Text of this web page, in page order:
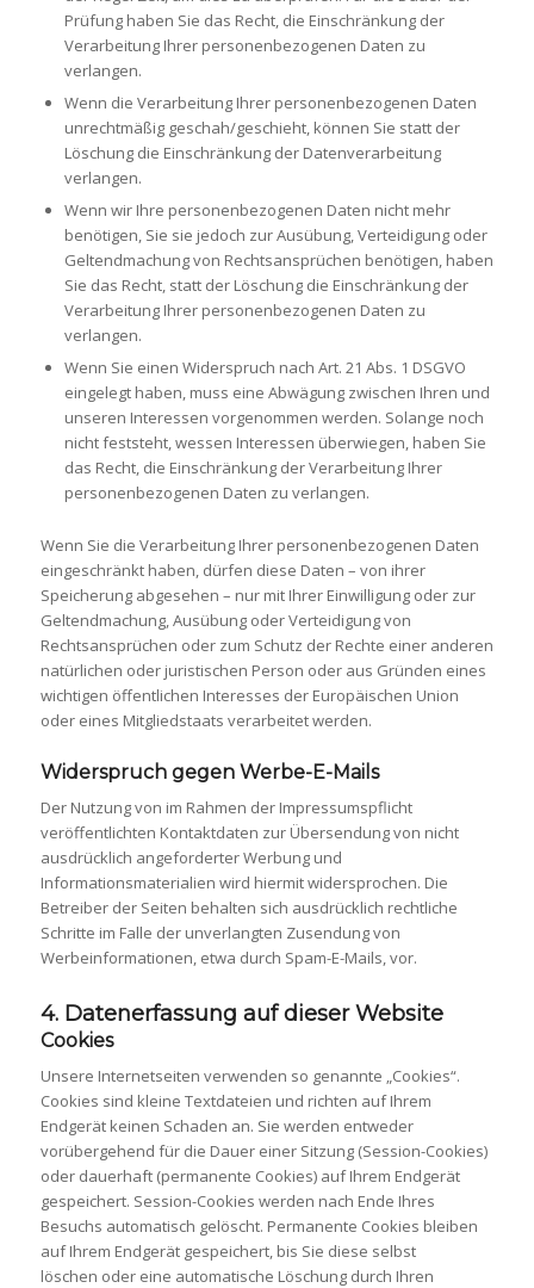
Prüfung haben Sie das Recht, die Einschränkung der
Verarbeitung Ihrer personenbezogenen Daten zu
verlangen.
Wenn die Verarbeitung Ihrer personenbezogenen Daten
unrechtmäßig geschah/geschieht, können Sie statt der
Löschung die Einschränkung der Datenverarbeitung
verlangen.
Wenn wir Ihre personenbezogenen Daten nicht mehr
benötigen, Sie sie jedoch zur Ausübung, Verteidigung oder
Geltendmachung von Rechtsansprüchen benötigen, haben
Sie das Recht, statt der Löschung die Einschränkung der
Verarbeitung Ihrer personenbezogenen Daten zu
verlangen.
Wenn Sie einen Widerspruch nach Art. 21 Abs. 1 DSGVO
eingelegt haben, muss eine Abwägung zwischen Ihren und
unseren Interessen vorgenommen werden. Solange noch
nicht feststeht, wessen Interessen überwiegen, haben Sie
das Recht, die Einschränkung der Verarbeitung Ihrer
personenbezogenen Daten zu verlangen.
Wenn Sie die Verarbeitung Ihrer personenbezogenen Daten
eingeschränkt haben, dürfen diese Daten – von ihrer
Speicherung abgesehen – nur mit Ihrer Einwilligung oder zur
Geltendmachung, Ausübung oder Verteidigung von
Rechtsansprüchen oder zum Schutz der Rechte einer anderen
natürlichen oder juristischen Person oder aus Gründen eines
wichtigen öffentlichen Interesses der Europäischen Union
oder eines Mitgliedstaats verarbeitet werden.
Widerspruch gegen Werbe-E-Mails
Der Nutzung von im Rahmen der Impressumspflicht
veröffentlichten Kontaktdaten zur Übersendung von nicht
ausdrücklich angeforderter Werbung und
Informationsmaterialien wird hiermit widersprochen. Die
Betreiber der Seiten behalten sich ausdrücklich rechtliche
Schritte im Falle der unverlangten Zusendung von
Werbeinformationen, etwa durch Spam-E-Mails, vor.
4. Datenerfassung auf dieser Website
Cookies
Unsere Internetseiten verwenden so genannte „Cookies“.
Cookies sind kleine Textdateien und richten auf Ihrem
Endgerät keinen Schaden an. Sie werden entweder
vorübergehend für die Dauer einer Sitzung (Session-Cookies)
oder dauerhaft (permanente Cookies) auf Ihrem Endgerät
gespeichert. Session-Cookies werden nach Ende Ihres
Besuchs automatisch gelöscht. Permanente Cookies bleiben
auf Ihrem Endgerät gespeichert, bis Sie diese selbst
löschen oder eine automatische Löschung durch Ihren